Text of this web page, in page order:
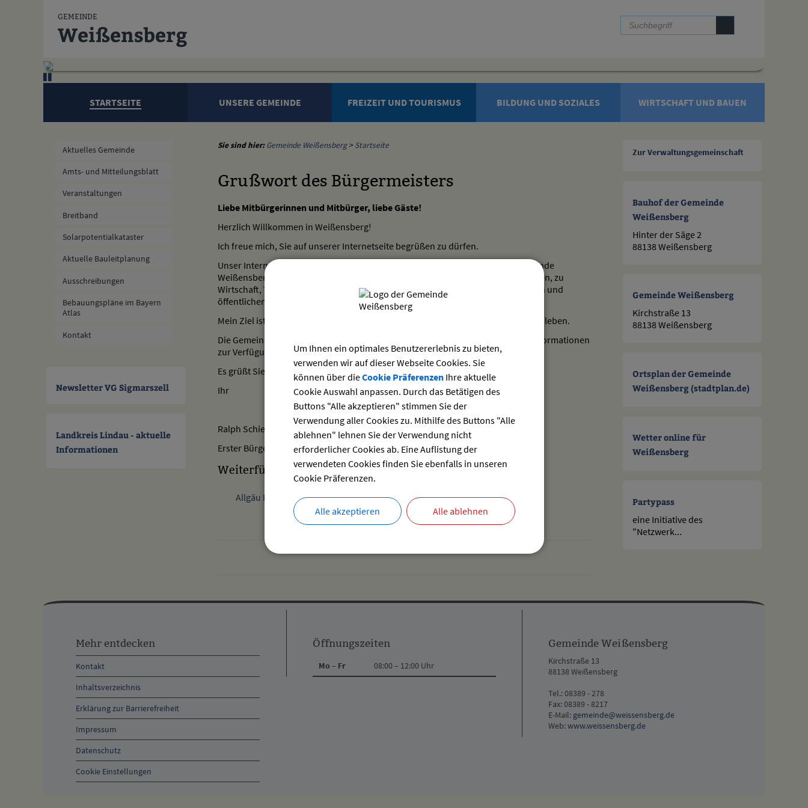
GEMEINDE
Weißensberg
STARTSEITE UNSERE GEMEINDE FREIZEIT UND TOURISMUS BILDUNG UND SOZIALES WIRTSCHAFT UND BAUEN
Aktuelles Gemeinde
Amts- und Mitteilungsblatt
Veranstaltungen
Breitband
Solarpotentialkataster
Aktuelle Bauleitplanung
Ausschreibungen
Bebauungspläne im Bayern
Atlas
Kontakt
Newsletter VG Sigmarszell
Landkreis Lindau - aktuelle
Informationen
Sie sind hier: Gemeinde Weißensberg>Startseite
Grußwort des Bürgermeisters
Liebe Mitbürgerinnen und Mitbürger, liebe Gäste!
Herzlich Willkommen in Weißensberg!
Ich freue mich, Sie auf unserer Internetseite begrüßen zu dürfen.
Unser Internetangebot umfasst die wichtigsten Daten über unsere Heimatgemeinde
Weißensberg, zur Gemeindeverwaltung, zu den Veranstaltungen und den Vereinen, zu
Wirtschaft, Tourismus, Sport und Freizeit, sowie wichtige Adressen von Behörden und
öffentlichen Einrichtungen.
Mein Ziel ist es, dass wir uns alle in unserer Gemeinde wohlfühlen und gerne hier leben.
Die Gemeinde-, die VG-Verwaltung und ich stehen Ihnen gerne für Fragen und Informationen
zur Verfügung.
Es grüßt Sie herzlichst
Ihr
Ralph Schielin
Erster Bürgermeister
Weiterführende Links
Allgäu Reiseführer - E-Book zum Blättern (Reise-Idee Verlag)
drucken
Zur Verwaltungsgemeinschaft
Bauhof der Gemeinde
Weißensberg
Hinter der Säge 2
88138 Weißensberg
Gemeinde Weißensberg
Kirchstraße 13
88138 Weißensberg
Ortsplan der Gemeinde
Weißensberg (stadtplan.de)
Wetter online für
Weißensberg
Partypass
eine Initiative des
"Netzwerk...
entdecken,
Öffnungszeiten
und
Anschrift
und
Kontakt
Mehr entdecken
Kontakt
Inhaltsverzeichnis
Erklärung zur Barrierefreiheit
Impressum
Datenschutz
Cookie Einstellungen
Öffnungszeiten
Mo – Fr 08:00 – 12:00 Uhr
Gemeinde Weißensberg
Kirchstraße 13
88138 Weißensberg
Tel.: 08389 - 278
Fax: 08389 - 8217
E-Mail: gemeinde@weissensberg.de
Web:www.weissensberg.de
Um Ihnen ein optimales Benutzererlebnis zu bieten,
verwenden wir auf dieser Webseite Cookies. Sie
können über dieCookie PräferenzenIhre aktuelle
Cookie Auswahl anpassen. Durch das Betätigen des
Buttons "Alle akzeptieren" stimmen Sie der
Verwendung aller Cookies zu. Mithilfe des Buttons "Alle
ablehnen" lehnen Sie der Verwendung nicht
erforderlicher Cookies ab. Eine Auflistung der
verwendeten Cookies finden Sie ebenfalls in unseren
Cookie Präferenzen.
Alle akzeptieren Alle ablehnen